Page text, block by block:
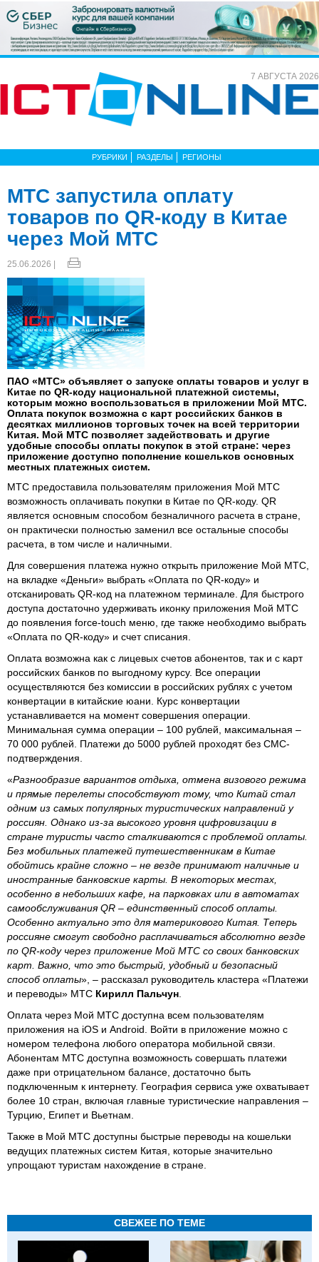
7 АВГУСТА 2026
РУБРИКИ РАЗДЕЛЫ РЕГИОНЫ
МТС запустила оплату
товаров по QR-коду в Китае
через Мой МТС
25.06.2026 |
ПАО «МТС» объявляет о запуске оплаты товаров и услуг в
Китае по QR-коду национальной платежной системы,
которым можно воспользоваться в приложении Мой МТС.
Оплата покупок возможна с карт российских банков в
десятках миллионов торговых точек на всей территории
Китая. Мой МТС позволяет задействовать и другие
удобные способы оплаты покупок в этой стране: через
приложение доступно пополнение кошельков основных
местных платежных систем.
МТС предоставила пользователям приложения Мой МТС
возможность оплачивать покупки в Китае по QR-коду. QR
является основным способом безналичного расчета в стране,
он практически полностью заменил все остальные способы
расчета, в том числе и наличными.
Для совершения платежа нужно открыть приложение Мой МТС,
на вкладке «Деньги» выбрать «Оплата по QR-коду» и
отсканировать QR-код на платежном терминале. Для быстрого
доступа достаточно удерживать иконку приложения Мой МТС
до появления force-touch меню, где также необходимо выбрать
«Оплата по QR-коду» и счет списания.
Оплата возможна как с лицевых счетов абонентов, так и с карт
российских банков по выгодному курсу. Все операции
осуществляются без комиссии в российских рублях с учетом
конвертации в китайские юани. Курс конвертации
устанавливается на момент совершения операции.
Минимальная сумма операции – 100 рублей, максимальная –
70 000 рублей. Платежи до 5000 рублей проходят без СМС-
подтверждения.
«Разнообразие вариантов отдыха, отмена визового режима
и прямые перелеты способствуют тому, что Китай стал
одним из самых популярных туристических направлений у
россиян. Однако из-за высокого уровня цифровизации в
стране туристы часто сталкиваются с проблемой оплаты.
Без мобильных платежей путешественникам в Китае
обойтись крайне сложно – не везде принимают наличные и
иностранные банковские карты. В некоторых местах,
особенно в небольших кафе, на парковках или в автоматах
самообслуживания QR – единственный способ оплаты.
Особенно актуально это для материкового Китая. Теперь
россияне смогут свободно расплачиваться абсолютно везде
по QR-коду через приложение Мой МТС со своих банковских
карт. Важно, что это быстрый, удобный и безопасный
способ оплаты», – рассказал руководитель кластера «Платежи
и переводы» МТС Кирилл Пальчун
Оплата через Мой МТС доступна всем пользователям
приложения на iOS и Android. Войти в приложение можно с
номером телефона любого оператора мобильной связи.
Абонентам МТС доступна возможность совершать платежи
даже при отрицательном балансе, достаточно быть
подключенным к интернету. География сервиса уже охватывает
более 10 стран, включая главные туристические направления –
Турцию, Египет и Вьетнам.
Также в Мой МТС доступны быстрые переводы на кошельки
ведущих платежных систем Китая, которые значительно
упрощают туристам нахождение в стране.
СВЕЖЕЕ ПО ТЕМЕ